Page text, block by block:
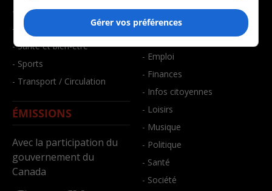
- Environnement
- Faits divers
- Santé et bien-être
- Sports
- Transport / Circulation
ÉMISSIONS
Avec la participation du
gouvernement du
Canada
- Art de vivre
- Bien-être
- Emploi
- Finances
- Infos citoyennes
- Loisirs
- Musique
- Politique
- Santé
- Société
Gérer vos préférences